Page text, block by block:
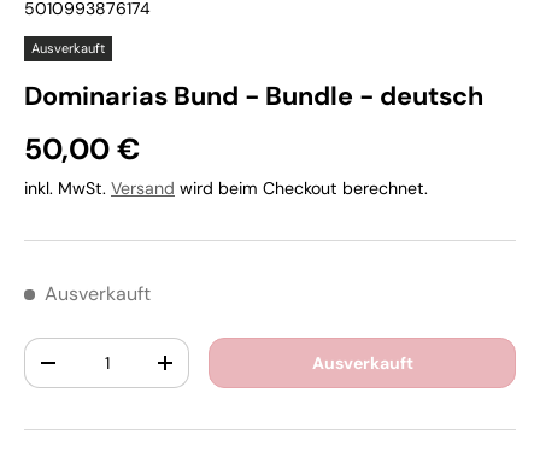
5010993876174
Ausverkauft
Dominarias Bund - Bundle - deutsch
50,00 €
inkl. MwSt. Versand wird beim Checkout berechnet.
Ausverkauft
Anzahl
-
+ Ausverkauft